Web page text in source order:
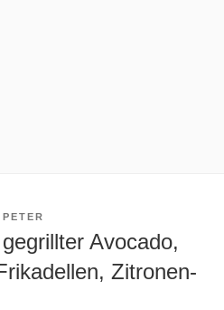
PETER
Avocado,
Zitronen-